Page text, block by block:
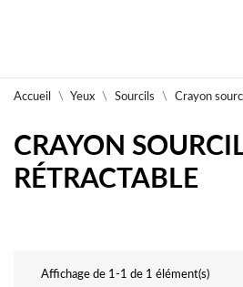
Accueil Yeux Sourcils Crayon
CRAYON
RÉTRACTABLE
Affichage de 1-1 de 1 élément(s)